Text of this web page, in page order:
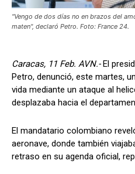
"Vengo de dos días no en brazos del
maten", declaró Petro. Foto: France 24.
Caracas, 11 Feb. AVN.- El
Petro, denunció, este martes,
vida mediante un ataque al
desplazaba hacia el
El mandatario colombiano
aeronave, donde también
retraso en su agenda oficial,